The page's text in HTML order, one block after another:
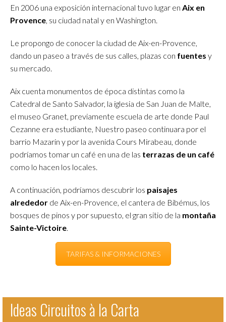
En 2006 una exposición internacional tuvo lugar en Aix en
Provence , su ciudad natal y en Washington.
Le propongo de conocer la ciudad de Aix-en-Provence,
dando un paseo a través de sus calles, plazas con fuentes y
su mercado.
Aix cuenta monumentos de época distintas como la
Catedral de Santo Salvador, la iglesia de San Juan de Malte,
el museo Granet, previamente escuela de arte donde Paul
Cezanne era estudiante, Nuestro paseo continuara por el
barrio Mazarin y por la avenida Cours Mirabeau, donde
podríamos tomar un café en una de las terrazas de un café
como lo hacen los locales.
A continuación, podríamos descubrir los paisajes
alrededor de Aix-en-Provence, el cantera de Bibémus, los
bosques de pinos y por supuesto, el gran sitio de la montaña
Sainte-Victoire
TARIFAS & INFORMACIONES
Ideas Circuitos à la Carta